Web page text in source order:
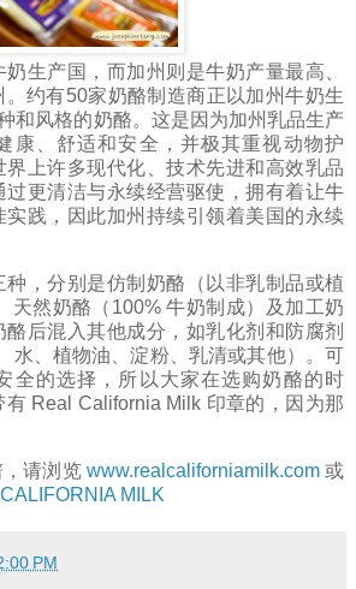
生产国，而加州则是牛奶产量最高、
约有50家奶酪制造商正以加州牛奶生
和风格的奶酪。这是因为加州乳品生产
康、舒适和安全，并极其重视动物护
上许多现代化、技术先进和高效乳品
过更清洁与永续经营驱使，拥有着让牛
实践，因此加州持续引领着美国的永续
，分别是仿制奶酪（以非乳制品或植
天然奶酪（100% 牛奶制成）及加工奶
后混入其他成分，如乳化剂和防腐剂
水、植物油、淀粉、乳清或其他）。可
全的选择，所以大家在选购奶酪的时
Real California Milk 印章的，因为那
请浏览 www.realcaliforniamilk.com或
MILK
PM